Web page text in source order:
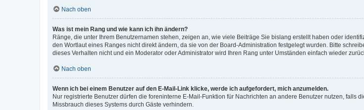
Nach oben
Was ist mein Rang und wie kann ich ihn ändern?
Ränge, die unter Ihrem Benutzernamen stehen, zeigen an, wie viele Beiträge Sie bislang erstellt haben oder
den Wortlaut eines Ranges nicht direkt ändern, da sie von der Board-Administration festgelegt wurden. Bitte
dieses Verhalten nicht und ein Moderator oder Administrator wird Ihren Rang unter Umständen einfach wieder
Nach oben
Wenn ich bei einem Benutzer auf den E-Mail-Link klicke, werde ich aufgefordert, mich anzumelden.
Nur registrierte Benutzer dürfen die foreninterne E-Mail-Funktion für Nachrichten an andere Benutzer nutzen, falls
Missbrauch dieses Systems durch Gäste verhindern.